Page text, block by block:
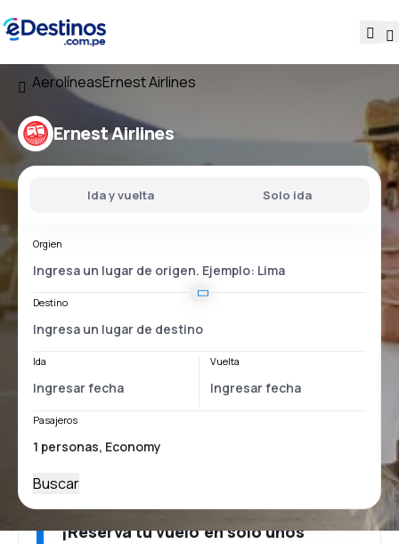
AerolíneasErnest Airlines
Ernest Airlines
Ida y vuelta Solo ida
Orgien
Destino
Ida Vuelta
Pasajeros
Buscar
¡Reserva tu vuelo en solo unos